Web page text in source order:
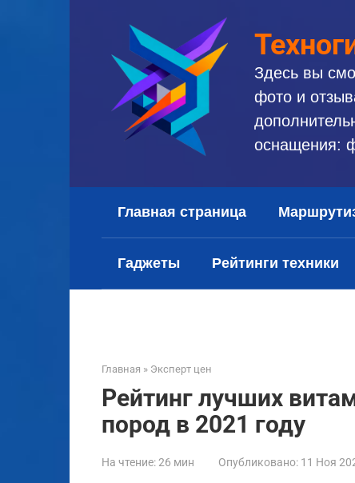
Здесь вы
фото и
оснащения:
Главная страница
Гаджеты Рейтинги техники
Главная » Эксперт цен
Рейтинг лучших
пород в 2021 году
На чтение:26 мин Опубликовано: 11 Ноя